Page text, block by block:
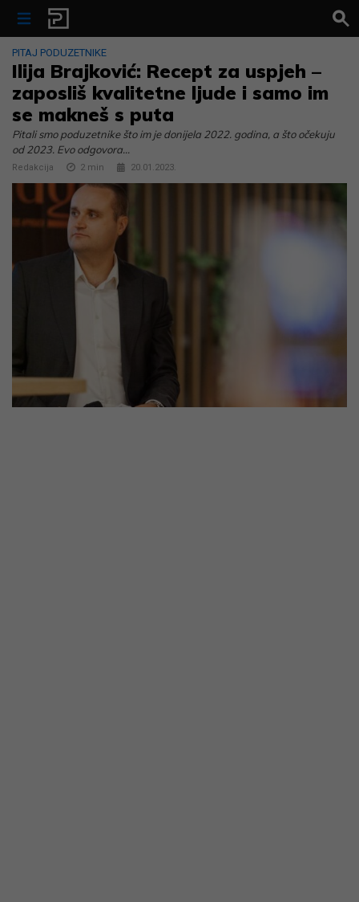
Skip to content
PITAJ PODUZETNIKE
Ilija Brajković: Recept za uspjeh –
zaposliš kvalitetne ljude i samo im
se makneš s puta
Pitali smo poduzetnike što im je donijela 2022. godina, a što očekuju
od 2023. Evo odgovora…
Redakcija 2 min 20.01.2023.